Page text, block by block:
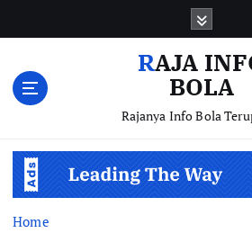
RAJA INFO
BOLA
Rajanya Info Bola
Home